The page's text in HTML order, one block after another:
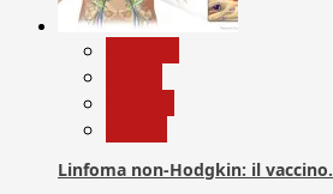
Linfoma non-Hodgkin: il vaccino.